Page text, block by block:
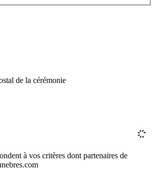
de la cérémonie
à vos critères dont partenaires de